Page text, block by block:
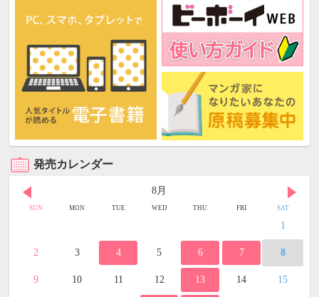
発売カレンダー
8月
SUN MON TUE WED THU FRI SAT
1
2 3 4 5 6 7 8
9 10 11 12 13 14 15